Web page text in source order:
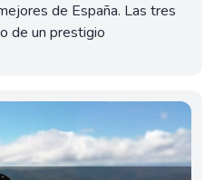
de España. Las tres
de un prestigio